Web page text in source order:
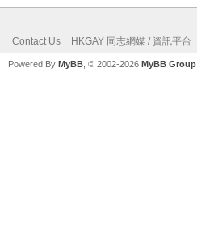
Contact Us HKGAY 同志網媒 / 資訊平台
Powered By MyBB , © 2002-2026 MyBB Group